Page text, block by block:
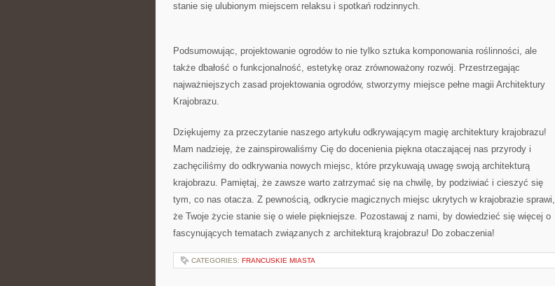
⁢stanie się ulubionym miejscem relaksu i spotkań rodzinnych.
Podsumowując, projektowanie ogrodów to nie‌ tylko sztuka ‍komponowania roślinności,⁤ ale
także dbałość ⁤o funkcjonalność, estetykę oraz zrównoważony ‌rozwój. Przestrzegając
najważniejszych zasad projektowania ogrodów, stworzymy miejsce pełne magii Architektury
Krajobrazu.
Dziękujemy za przeczytanie naszego ⁣artykułu odkrywającym magię architektury krajobrazu!
Mam ⁢nadzieję, że ‍zainspirowaliśmy Cię do ‍docenienia piękna otaczającej nas‌ przyrody i
zachęciliśmy do odkrywania nowych miejsc, które przykuwają uwagę swoją ⁤architekturą
krajobrazu.⁢ Pamiętaj, że zawsze warto zatrzymać​ się na chwilę,‌ by⁣ podziwiać i cieszyć się
tym, co ‍nas‍ otacza. Z pewnością, odkrycie magicznych miejsc ukrytych w krajobrazie ⁣sprawi,
że Twoje ‌życie stanie się o wiele piękniejsze. Pozostawaj⁢ z nami, by ⁣dowiedzieć się więcej o
fascynujących tematach związanych z architekturą krajobrazu! Do zobaczenia!
CATEGORIES: FRANCUSKIE MIASTA